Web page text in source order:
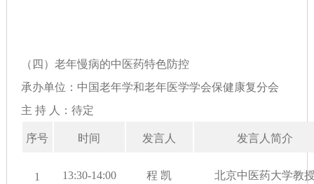
（四）老年慢病的中医药特色防控
承办单位：中国老年学和老年医学学会保健康复分会
主 持 人：待定
序号 时间 发言人 发言人简介
1 13:30-14:00 程 凯 北京中医药大学教